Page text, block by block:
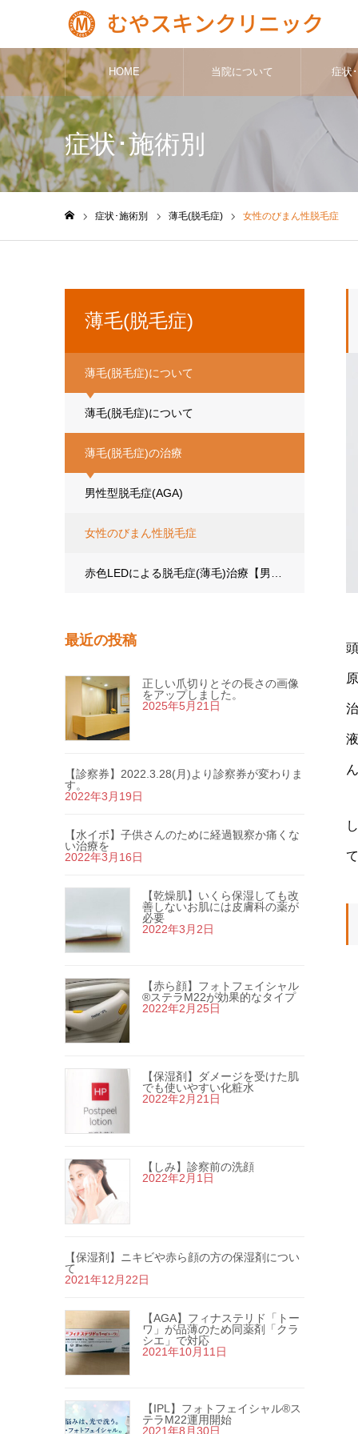
HOME 当院について 症状
症状･施術別
症状･施術別 薄毛(脱毛症) 女性のびまん性脱毛症
薄毛(脱毛症)
薄毛(脱毛症)について
薄毛(脱毛症)について
薄毛(脱毛症)の治療
男性型脱毛症(AGA)
女性のびまん性脱毛症
最近の投稿
正しい爪切りとその長さの画像
をアップしました。
2025年5月21日
【診察券】2022.3.28(月)より診察券が変わりま
す。
2022年3月19日
【水イボ】子供さんのために経過観察か痛くな
い治療を
2022年3月16日
【乾燥肌】いくら保湿しても改
善しないお肌には皮膚科の薬が
必要
2022年3月2日
【赤ら顔】フォトフェイシャル
®ステラM22が効果的なタイプ
2022年2月25日
【保湿剤】ダメージを受けた肌
でも使いやすい化粧水
2022年2月21日
【しみ】診察前の洗顔
2022年2月1日
【保湿剤】ニキビや赤ら顔の方の保湿剤につい
て
2021年12月22日
【AGA】フィナステリド「トー
ワ」が品薄のため同薬剤「クラ
シエ」で対応
2021年10月11日
【IPL】フォトフェイシャル®ス
テラM22運用開始
2021年8月30日